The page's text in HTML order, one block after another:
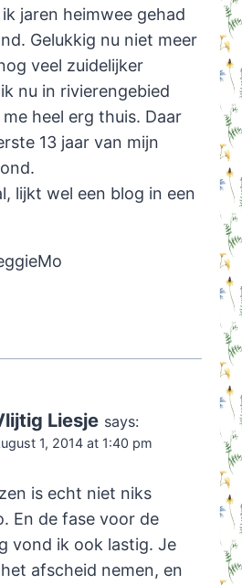
jaren heimwee gehad
Gelukkig nu niet meer
veel zuidelijker
nu in rivierengebied
heel erg thuis. Daar
13 jaar van mijn
lijkt wel een blog in een
Liesje says:
1, 2014 at 1:40 pm
is echt niet niks
En de fase voor de
vond ik ook lastig. Je
afscheid nemen, en